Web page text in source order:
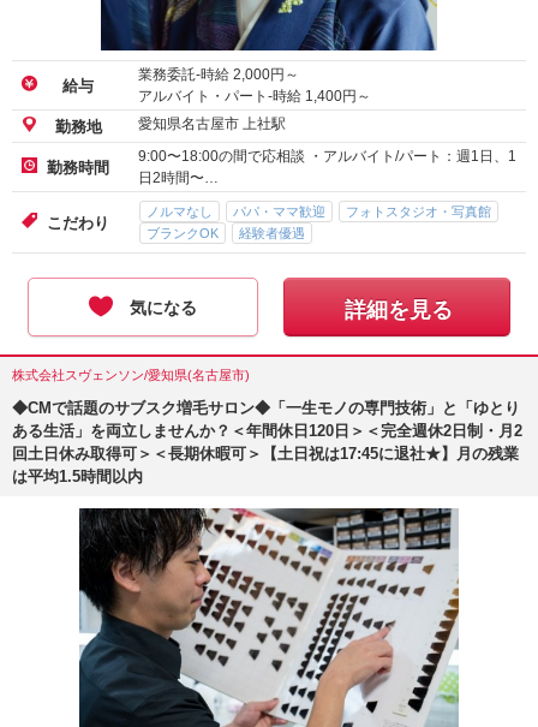
給与
業務委託-時給 2,000円～
アルバイト・パート-時給 1,400円～
勤務地 愛知県名古屋市 上社駅
勤務時間
9:00〜18:00の間で応相談 ・アルバイト/パート：週1日、1
日2時間〜…
こだわり
ノルマなし パパ・ママ歓迎
フォトスタジオ・写真館
ブランクOK
経験者優遇
気になる 詳細を見る
株式会社スヴェンソン/愛知県(名古屋市)
◆CMで話題のサブスク増毛サロン◆「一生モノの専門技術」と「ゆとり
ある生活」を両立しませんか？＜年間休日120日＞＜完全週休2日制・月2
回土日休み取得可＞＜長期休暇可＞【土日祝は17:45に退社★】月の残業
は平均1.5時間以内